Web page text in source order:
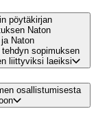
pöytäkirjan
Naton
Naton
sopimuksen
liittyviksi laeiksi
osallistumisesta